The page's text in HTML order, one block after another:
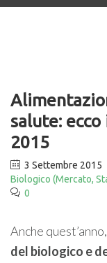
salute:
2015
3 Settembre 2015
Biologico (Mercato,
0
Anche
del biologico e